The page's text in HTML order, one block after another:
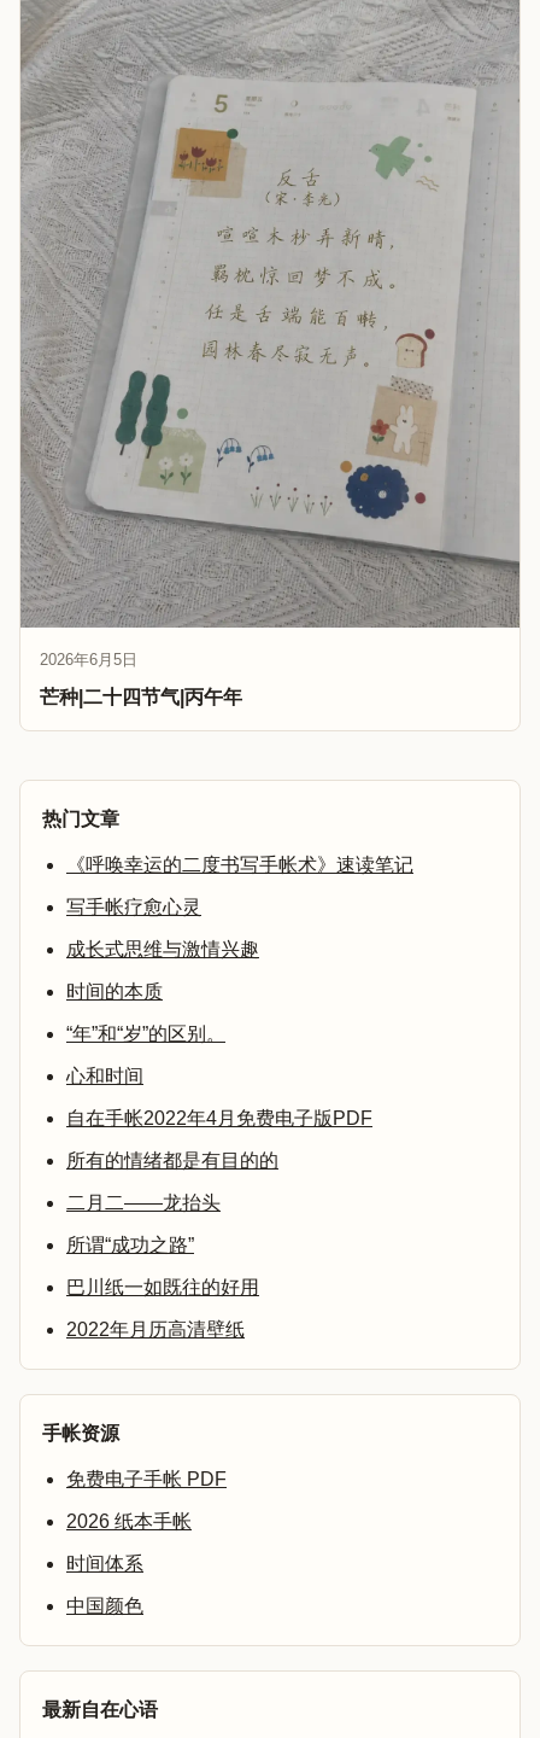
2026年6月5日
芒种|二十四节气|丙午年
热门文章
《呼唤幸运的二度书写手帐术》速读笔记
写手帐疗愈心灵
成长式思维与激情兴趣
时间的本质
“年”和“岁”的区别。
心和时间
自在手帐2022年4月免费电子版PDF
所有的情绪都是有目的的
二月二——龙抬头
所谓“成功之路”
巴川纸一如既往的好用
2022年月历高清壁纸
手帐资源
免费电子手帐 PDF
2026 纸本手帐
时间体系
中国颜色
最新自在心语